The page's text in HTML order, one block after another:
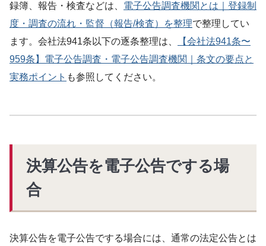
録簿、報告・検査などは、 電子公告調査機関とは｜登録制
度・調査の流れ・監督（報告/検査）を整理で整理してい
ます。会社法941条以下の逐条整理は、
【会社法941条〜
959条】電子公告調査・電子公告調査機関｜条文の要点と
実務ポイント も参照してください。
決算公告を電子公告でする場
合
決算公告を電子公告でする場合には、通常の法定公告とは